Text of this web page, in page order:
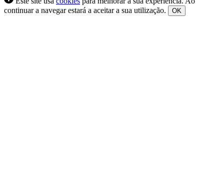
continuar a navegar estará a aceitar a sua utilização.
OK